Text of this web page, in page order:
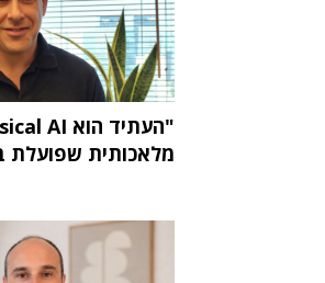
מלאכותית שפועלת